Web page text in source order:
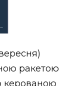
ракетою
керованою